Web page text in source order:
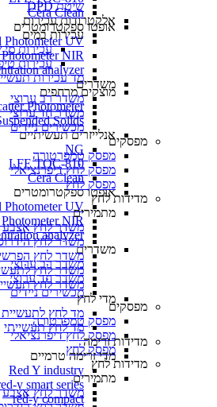
שיטת DPD
אלקטרודות עכירות
עכירות במים
עכירות
עכירות
מד עכירות
מוצקים מרחפים
Photometer
Solids
אנלייזרים תעשיתיים
NG
LFE TOC-810
Cera Clean​
אופטו ספקטרומטרים
Photometer UV
NIR
analyzer
משדרים
משדר רב ערוצי
משדר חד ערוצי
מכשירים ניידים
מפסקים
מפסק טמפרטורה
מפסק לחץ דיפרנציאלי
מפסק לחץ
מדידות לחץ
מתמירים
משדר לחץ אצבע
Cera Clean​
אופטו ספקטרומטרים
Photometer UV
NIR
analyzer
משדרים
משדר רב ערוצי
משדר חד ערוצי
מכשירים ניידים
מפסקים
מפסק טמפרטורה
מפסק לחץ דיפרנציאלי
מפסק לחץ
מדידות לחץ
מתמירים
משדר לחץ אצבע
משדר לחץ
משדר לחץ
משדר לחץ
משדר לחץ
מדי לחץ
מד לחץ לתעשיית
מד לחץ תעשייתי
מדידות זרימה
מדי זרימה טרמיים
Red Y industry
y smart series
red-y compact